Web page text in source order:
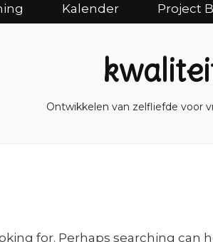
Kalender Project
Ontwikkelen van zelfliefde voor
for. Perhaps searching can